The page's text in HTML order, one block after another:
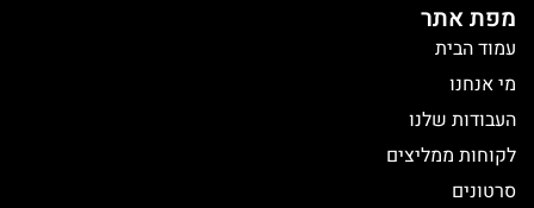
מפת אתר
עמוד הבית
מי אנחנו
העבודות שלנו
לקוחות ממליצים
סרטונים